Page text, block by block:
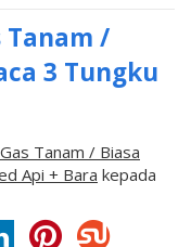
Tanam /
3 Tungku
Tanam / Biasa
Api + Bara kepada